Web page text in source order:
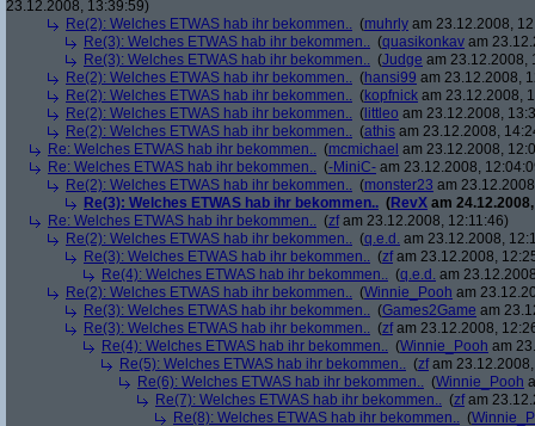
23.12.2008, 13:39:59)
Re(2): Welches ETWAS hab ihr bekommen.. (muhrly am 23.12.2008,
Re(3): Welches ETWAS hab ihr bekommen.. (quasikonkav am
Re(3): Welches ETWAS hab ihr bekommen.. (Judge am 23.12.2008,
Re(2): Welches ETWAS hab ihr bekommen.. (hansi99 am 23.12.2008,
Re(2): Welches ETWAS hab ihr bekommen.. (kopfnick am 23.12.2008,
Re(2): Welches ETWAS hab ihr bekommen.. ( littleo am 23.12.2008,
Re(2): Welches ETWAS hab ihr bekommen.. (athis am 23.12.2008,
Re: Welches ETWAS hab ihr bekommen.. (mcmichael am 23.12.2008,
Re: Welches ETWAS hab ihr bekommen.. (-MiniC- am 23.12.2008,
Re(2): Welches ETWAS hab ihr bekommen.. (monster23 am
Re(3): Welches ETWAS hab ihr bekommen.. (RevX am
Re: Welches ETWAS hab ihr bekommen.. (zfam 23.12.2008, 12:11:46)
Re(2): Welches ETWAS hab ihr bekommen.. (q.e.d. am 23.12.2008,
Re(3): Welches ETWAS hab ihr bekommen.. (zfam 23.12.2008,
Re(4): Welches ETWAS hab ihr bekommen.. (q.e.d. am
Re(2): Welches ETWAS hab ihr bekommen.. (Winnie_Pooh am
Re(3): Welches ETWAS hab ihr bekommen.. (Games2Game am
Re(3): Welches ETWAS hab ihr bekommen.. (zfam 23.12.2008,
Re(4): Welches ETWAS hab ihr bekommen.. (Winnie_Pooh am
Re(5): Welches ETWAS hab ihr bekommen.. (zfam
Re(6): Welches ETWAS hab ihr bekommen.. (Winnie_Pooh
Re(7): Welches ETWAS hab ihr bekommen.. (zfam
Re(8): Welches ETWAS hab ihr bekommen.. (